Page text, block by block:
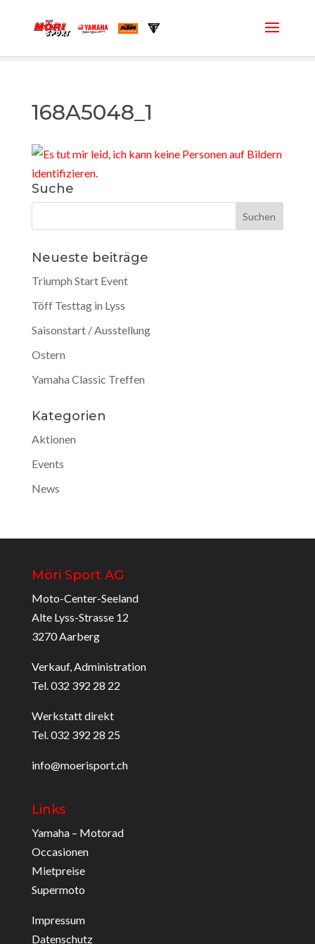
168A5048_1
Suche
Neueste beiträge
Triumph Start Event
Töff Testtag in Lyss
Saisonstart / Ausstellung
Ostern
Yamaha Classic Treffen
Kategorien
Aktionen
Events
News
Möri Sport AG
Moto-Center-Seeland
Alte Lyss-Strasse 12
3270 Aarberg
Verkauf, Administration
Tel. 032 392 28 22
Werkstatt direkt
Tel. 032 392 28 25
info@moerisport.ch
Links
Yamaha – Motorad
Occasionen
Mietpreise
Supermoto
Impressum
Datenschutz